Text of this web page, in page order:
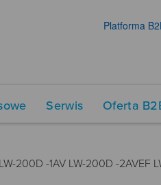
Platforma
Serwis Oferta
200D -1AV LW-200D -